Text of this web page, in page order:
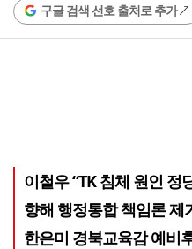
구글 검색 선호 출처로 추가
이철우 “TK 침체 원인
향해 행정통합 책임론 제
한은미 경북교육감 예비